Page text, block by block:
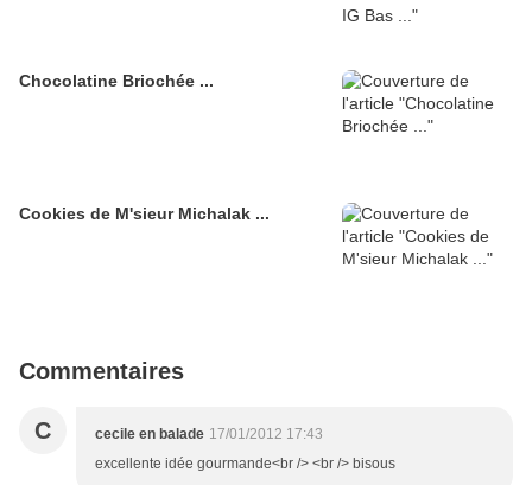
Chocolatine Briochée ...
Cookies de M'sieur Michalak ...
Commentaires
C cecile en balade 17/01/2012 17:43
excellente idée gourmande<br /> <br /> bisous